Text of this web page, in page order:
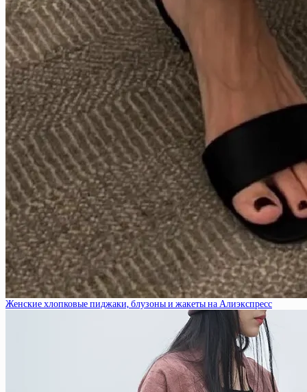
Женские хлопковые пиджаки, блузоны и жакеты на Алиэкспресс